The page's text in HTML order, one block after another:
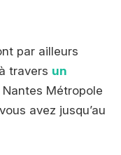
par ailleurs
travers un
Métropole
avez jusqu’au